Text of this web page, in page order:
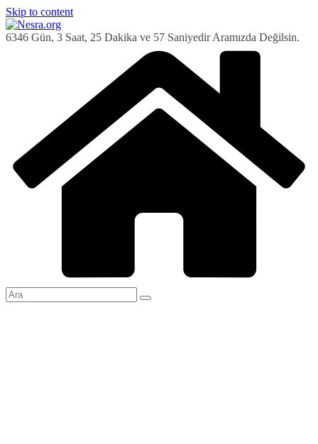
Skip to content
6346 Gün, 3 Saat, 25 Dakika ve 58 Saniyedir Aramızda Değilsin.